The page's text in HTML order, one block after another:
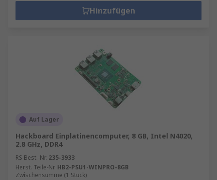
Hinzufügen
Auf Lager
Hackboard Einplatinencomputer, 8 GB, Intel N4020,
2.8 GHz, DDR4
RS Best.-Nr. 235-3933
Herst. Teile-Nr. HB2-PSU1-WINPRO-8GB
Zwischensumme (1 Stück)